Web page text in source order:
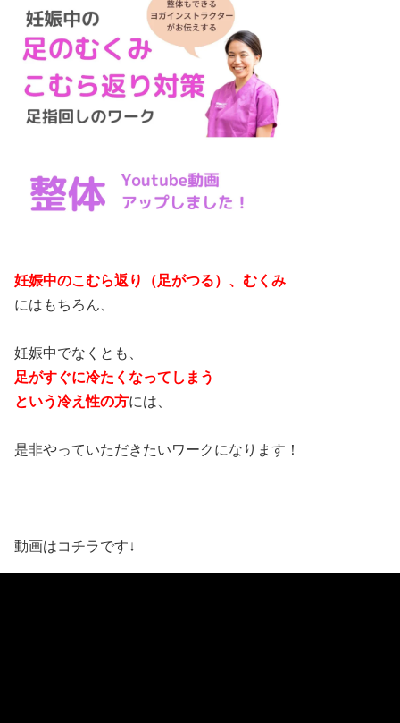
妊娠中のこむら返り（足がつる）、むくみ
にはもちろん、
妊娠中でなくとも、
足がすぐに冷たくなってしまう
という冷え性の方には、
是非やっていただきたいワークになります！
動画はコチラです↓